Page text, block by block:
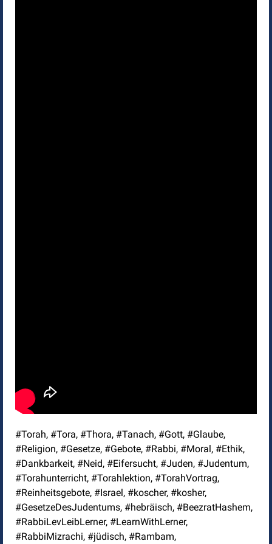
#Torah, #Tora, #Thora, #Tanach, #Gott, #Glaube,
#Religion, #Gesetze, #Gebote, #Rabbi, #Moral, #Ethik,
#Dankbarkeit, #Neid, #Eifersucht, #Juden, #Judentum,
#Torahunterricht, #Torahlektion, #TorahVortrag,
#Reinheitsgebote, #Israel, #koscher, #kosher,
#GesetzeDesJudentums, #hebräisch, #BeezratHashem,
#RabbiLevLeibLerner, #LearnWithLerner,
#RabbiMizrachi, #jüdisch, #Rambam,